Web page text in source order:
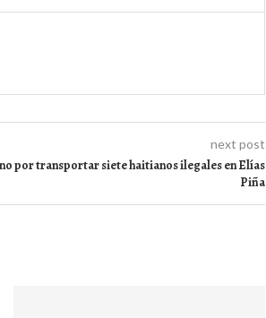
next post
por transportar siete haitianos ilegales en Elías
Piña